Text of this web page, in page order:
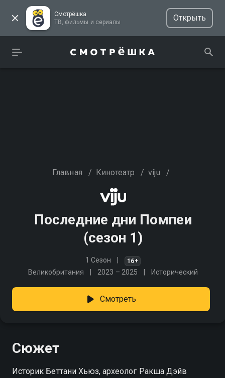
Смотрёшка
ТВ, фильмы и сериалы
Открыть
Главная / Кинотеатр / viju /
Последние дни Помпеи
(сезон 1)
1 Сезон 16+
Великобритания 2023 – 2025 Исторический
Смотреть
Сюжет
Историк Беттани Хьюз, археолог Ракша Дэйв